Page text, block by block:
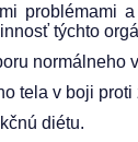
týchto
normálneho
tela v boji
diétu.